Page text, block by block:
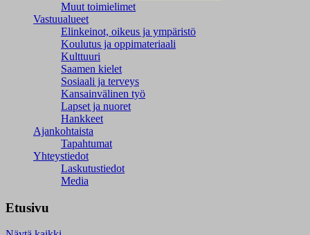
Muut toimielimet
Vastuualueet
Elinkeinot, oikeus ja ympäristö
Koulutus ja oppimateriaali
Kulttuuri
Saamen kielet
Sosiaali ja terveys
Kansainvälinen työ
Lapset ja nuoret
Hankkeet
Ajankohtaista
Tapahtumat
Yhteystiedot
Laskutustiedot
Media
Etusivu